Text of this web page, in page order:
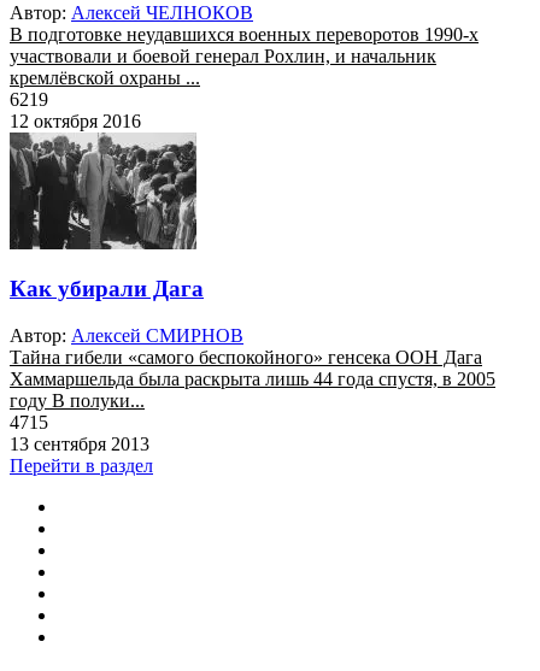
Автор: Алексей ЧЕЛНОКОВ
В подготовке неудавшихся военных переворотов 1990-х
участвовали и боевой генерал Рохлин, и начальник
кремлёвской охраны ...
6219
12 октября 2016
Как убирали Дага
Автор: Алексей СМИРНОВ
Тайна гибели «самого беспокойного» генсека ООН Дага
Хаммаршельда была раскрыта лишь 44 года спустя, в 2005
году В полуки...
4715
13 сентября 2013
Перейти в раздел